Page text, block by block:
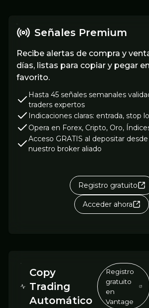
Señales Premium
Recibe alertas de compra y
días, listas para copiar y pegar
favorito.
Hasta 45 señales semanales
traders expertos
Indicaciones claras: entrada, stop
Opera en Forex, Cripto, Oro,
Acceso GRATIS al depositar
nuestro broker aliado
Registro gratuito
Acceder ahora
Copy
Trading
Automático
Registro
gratuito
en
Vantage